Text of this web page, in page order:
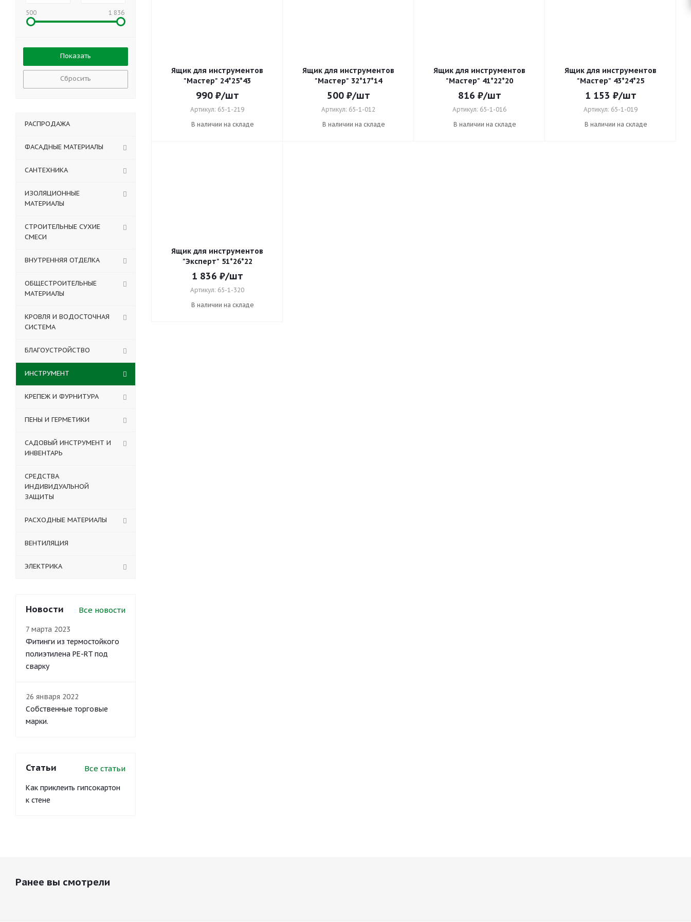
Ящик для инструментов
"Мастер" 24*25*43
990₽/шт
Артикул: 65-1-219
В наличии на складе
Ящик для инструментов
"Мастер" 32*17*14
500₽/шт
Артикул: 65-1-012
В наличии на складе
Ящик для инструментов
"Мастер" 41*22*20
816 ₽/шт
Артикул: 65-1-016
В наличии на складе
Ящик для инструментов
"Мастер" 43*24*25
1 153 ₽/шт
Артикул: 65-1-019
В наличии на складе
Ящик для инструментов
"Эксперт" 51*26*22
1 836 ₽/шт
Артикул: 65-1-320
В наличии на складе
500 1 836
Сбросить
РАСПРОДАЖА
ФАСАДНЫЕ МАТЕРИАЛЫ
САНТЕХНИКА
ИЗОЛЯЦИОННЫЕ
МАТЕРИАЛЫ
СТРОИТЕЛЬНЫЕ СУХИЕ
СМЕСИ
ВНУТРЕННЯЯ ОТДЕЛКА
ОБЩЕСТРОИТЕЛЬНЫЕ
МАТЕРИАЛЫ
КРОВЛЯ И ВОДОСТОЧНАЯ
СИСТЕМА
БЛАГОУСТРОЙСТВО
ИНСТРУМЕНТ
КРЕПЕЖ И ФУРНИТУРА
ПЕНЫ И ГЕРМЕТИКИ
САДОВЫЙ ИНСТРУМЕНТ И
ИНВЕНТАРЬ
СРЕДСТВА
ИНДИВИДУАЛЬНОЙ
ЗАЩИТЫ
РАСХОДНЫЕ МАТЕРИАЛЫ
ВЕНТИЛЯЦИЯ
ЭЛЕКТРИКА
Новости Все новости
7 марта 2023
Фитинги из термостойкого
полиэтилена PE-RT под
сварку
26 января 2022
Собственные торговые
марки.
Статьи Все статьи
Как приклеить гипсокартон
к стене
Ранее вы смотрели